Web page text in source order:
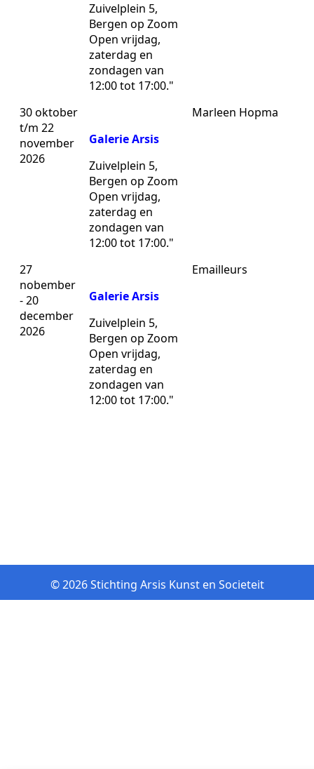
Zuivelplein 5,
Bergen op Zoom
Open vrijdag,
zaterdag en
zondagen van
12:00 tot 17:00."
30 oktober
t/m 22
november
2026
Galerie Arsis
Zuivelplein 5,
Bergen op Zoom
Open vrijdag,
zaterdag en
zondagen van
12:00 tot 17:00."
Marleen Hopma
27
nobember
- 20
december
2026
Galerie Arsis
Zuivelplein 5,
Bergen op Zoom
Open vrijdag,
zaterdag en
zondagen van
12:00 tot 17:00."
Emailleurs
© 2026 Stichting Arsis Kunst en Societeit